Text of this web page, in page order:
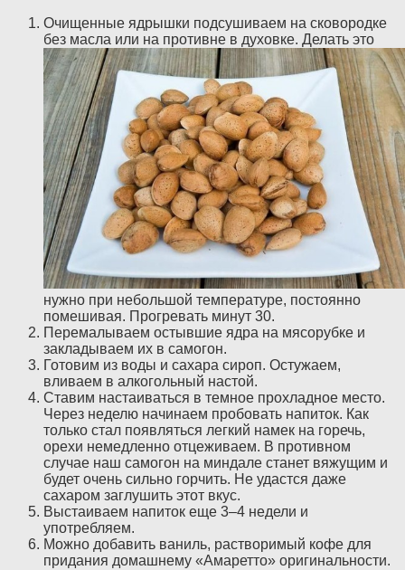
Очищенные ядрышки подсушиваем на сковородке
без масла или на противне в духовке. Делать это
нужно при небольшой температуре, постоянно
помешивая. Прогревать минут 30.
Перемалываем остывшие ядра на мясорубке и
закладываем их в самогон.
Готовим из воды и сахара сироп. Остужаем,
вливаем в алкогольный настой.
Ставим настаиваться в темное прохладное место.
Через неделю начинаем пробовать напиток. Как
только стал появляться легкий намек на горечь,
орехи немедленно отцеживаем. В противном
случае наш самогон на миндале станет вяжущим и
будет очень сильно горчить. Не удастся даже
сахаром заглушить этот вкус.
Выстаиваем напиток еще 3–4 недели и
употребляем.
Можно добавить ваниль, растворимый кофе для
придания домашнему «Амаретто» оригинальности.